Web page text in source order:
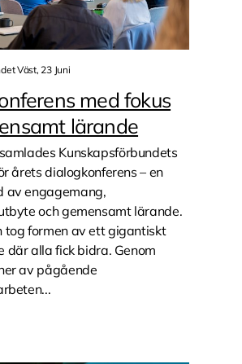
Väst, 23 Juni
med fokus
lärande
Kunskapsförbundets
årets dialogkonferens – en
av engagemang,
och gemensamt lärande.
tog formen av ett gigantiskt
där alla fick bidra. Genom
av pågående